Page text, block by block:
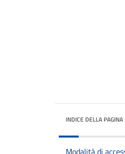
INDICE DELLA PAGINA
Modalità di